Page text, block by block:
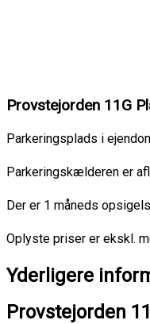
Provstejorden 11G
Parkeringsplads i
Parkeringskælderen er
Der er 1 måneds
Oplyste priser er ekskl.
Yderligere
Provstejorden